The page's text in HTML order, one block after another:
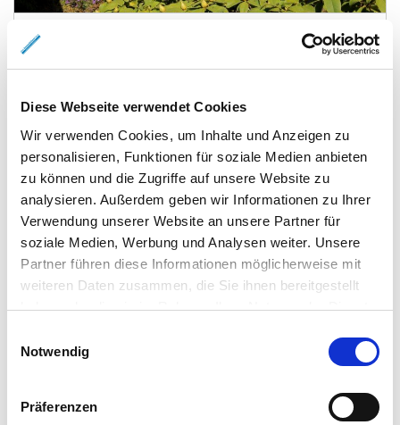
Diese Webseite verwendet Cookies
Wir verwenden Cookies, um Inhalte und Anzeigen zu
personalisieren, Funktionen für soziale Medien anbieten
zu können und die Zugriffe auf unsere Website zu
analysieren. Außerdem geben wir Informationen zu Ihrer
Verwendung unserer Website an unsere Partner für
soziale Medien, Werbung und Analysen weiter. Unsere
Partner führen diese Informationen möglicherweise mit
weiteren Daten zusammen, die Sie ihnen bereitgestellt
haben oder die sie im Rahmen Ihrer Nutzung der Dienste
Notwendig
Präferenzen
120 m²
WOHNFLÄCHE
5
ZIMMER
490.000,- € VERKAUFT
Wolfenbüttel